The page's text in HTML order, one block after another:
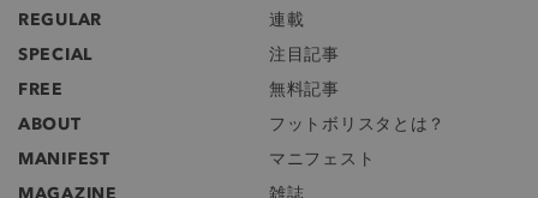
REGULAR
連載
SPECIAL
注目記事
FREE
無料記事
ABOUT
フットボリスタとは？
MANIFEST
マニフェスト